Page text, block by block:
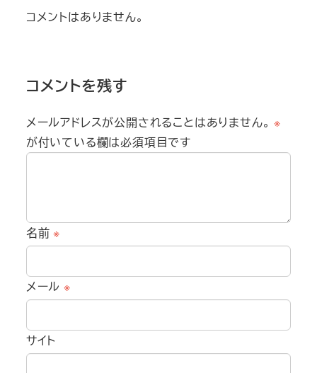
コメントはありません。
コメントを残す
メールアドレスが公開されることはありません。 ※
が付いている欄は必須項目です
名前※
メール ※
サイト